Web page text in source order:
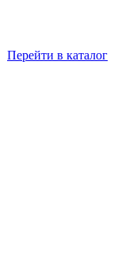
Перейти в каталог